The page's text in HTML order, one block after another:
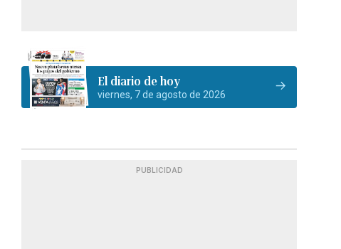
El diario de hoy
viernes, 7 de agosto de 2026
PUBLICIDAD